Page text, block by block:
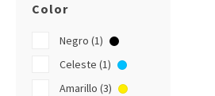
Color
Negro (1)
Celeste (1)
Amarillo (3)